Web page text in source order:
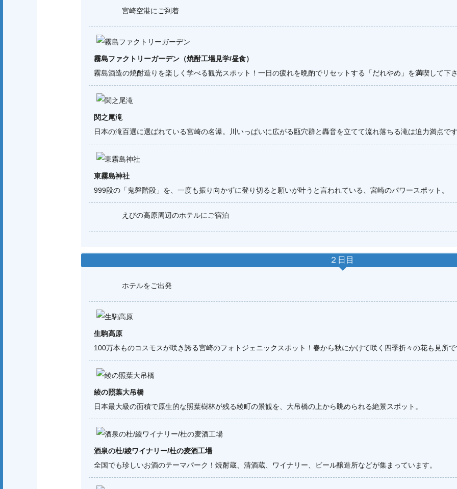
宮崎空港にご到着
霧島ファクトリーガーデン（焼酎工場見学/昼食）
霧島酒造の焼酎造りを楽しく学べる観光スポット！一日の疲れを晩酌でリセットする「だれやめ」を満喫して下
関之尾滝
日本の滝百選に選ばれている宮崎の名瀑。川いっぱいに広がる甌穴群と轟音を立てて流れ落ちる滝は迫力満点で
東霧島神社
999段の「鬼磐階段」を、一度も振り向かずに登り切ると願いが叶うと言われている、宮崎のパワースポット。
えびの高原周辺のホテルにご宿泊
２日目
ホテルをご出発
生駒高原
100万本ものコスモスが咲き誇る宮崎のフォトジェニックスポット！春から秋にかけて咲く四季折々の花も見所
綾の照葉大吊橋
日本最大級の面積で原生的な照葉樹林が残る綾町の景観を、大吊橋の上から眺められる絶景スポット。
酒泉の杜/綾ワイナリー/杜の麦酒工場
全国でも珍しいお酒のテーマパーク！焼酎蔵、清酒蔵、ワイナリー、ビール醸造所などが集まっています。